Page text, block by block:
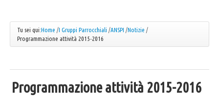
Azione Cattolica
Coro "Canta e Cammina"
Caritas
Eccomi
Tu sei qui:Home /I Gruppi Parrocchiali /ANSPI /Notizie /
Programmazione attività 2015-2016
Programmazione attività 2015-2016